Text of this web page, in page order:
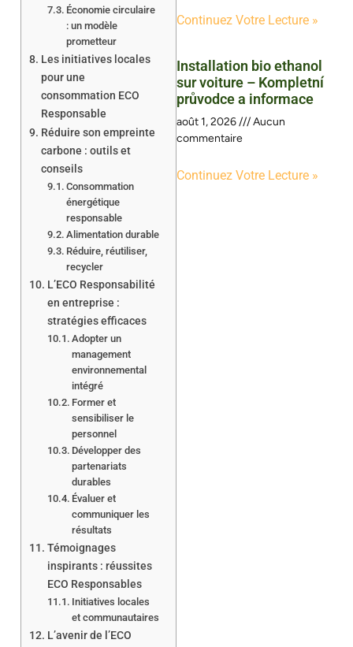
Économie circulaire
: un modèle
prometteur
Les initiatives locales
pour une
consommation ECO
Responsable
Réduire son empreinte
carbone : outils et
conseils
Consommation
énergétique
responsable
Alimentation durable
Réduire, réutiliser,
recycler
L’ECO Responsabilité
en entreprise :
stratégies efficaces
Adopter un
management
environnemental
intégré
Former et
sensibiliser le
personnel
Développer des
partenariats
durables
Évaluer et
communiquer les
résultats
Témoignages
inspirants : réussites
ECO Responsables
Initiatives locales
et communautaires
L’avenir de l’ECO
Continuez Votre Lecture »
Installation bio ethanol
sur voiture – Kompletní
průvodce a informace
août 1, 2026
Aucun
commentaire
Continuez Votre Lecture »